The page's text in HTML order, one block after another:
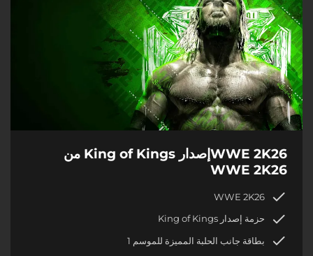
WWE 2K26إصدار King of Kings من
WWE 2K26
WWE 2K26
حزمة إصدار King of Kings
بطاقة جانب الحلبة المميزة للموسم 1